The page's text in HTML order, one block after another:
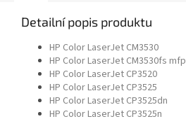
Detailní popis produktu
HP Color LaserJet CM3530
HP Color LaserJet CM3530fs mfp
HP Color LaserJet CP3520
HP Color LaserJet CP3525
HP Color LaserJet CP3525dn
HP Color LaserJet CP3525n